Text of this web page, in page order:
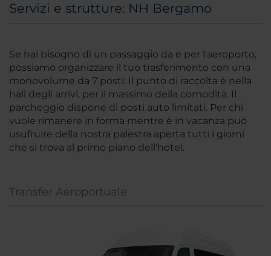
Servizi e strutture: NH Bergamo
Se hai bisogno di un passaggio da e per l'aeroporto,
possiamo organizzare il tuo trasferimento con una
monovolume da 7 posti: Il punto di raccolta è nella
hall degli arrivi, per il massimo della comodità. Il
parcheggio dispone di posti auto limitati. Per chi
vuole rimanere in forma mentre è in vacanza può
usufruire della nostra palestra aperta tutti i giorni
che si trova al primo piano dell'hotel.
Transfer Aeroportuale